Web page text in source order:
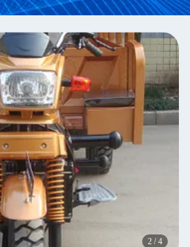
2 /4